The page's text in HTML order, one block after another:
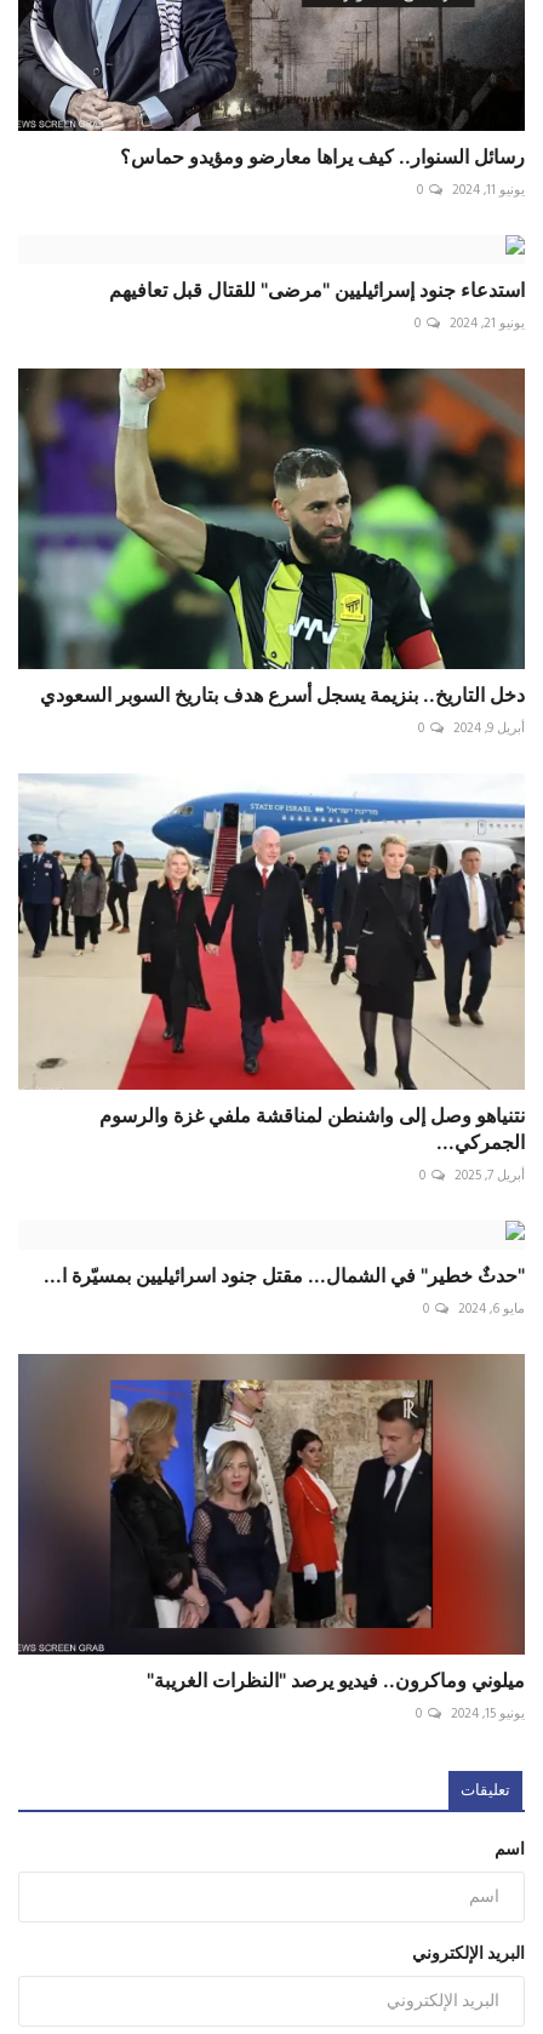
رسائل السنوار.. كيف يراها معارضو ومؤيدو حماس؟
يونيو 11, 2024 0
استدعاء جنود إسرائيليين "مرضى" للقتال قبل تعافيهم
يونيو 21, 2024 0
دخل التاريخ.. بنزيمة يسجل أسرع هدف بتاريخ السوبر السعودي
أبريل 9, 2024 0
نتنياهو وصل إلى واشنطن لمناقشة ملفي غزة والرسوم
الجمركي...
أبريل 7, 2025 0
"حدثٌ خطير" في الشمال... مقتل جنود اسرائيليين بمسيّرة ا...
مايو 6, 2024 0
ميلوني وماكرون.. فيديو يرصد "النظرات الغريبة"
يونيو 15, 2024 0
تعليقات
اسم
البريد الإلكتروني